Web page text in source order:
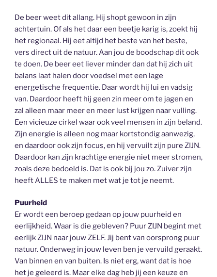
De beer weet dit allang. Hij shopt gewoon in zijn
achtertuin. Of als het daar een beetje karig is, zoekt hij
het regionaal. Hij eet altijd het beste van het beste,
vers direct uit de natuur. Aan jou de boodschap dit ook
te doen. De beer eet liever minder dan dat hij zich uit
balans laat halen door voedsel met een lage
energetische frequentie. Daar wordt hij lui en vadsig
van. Daardoor heeft hij geen zin meer om te jagen en
zal alleen maar meer en meer lust krijgen naar vulling.
Een vicieuze cirkel waar ook veel mensen in zijn beland.
Zijn energie is alleen nog maar kortstondig aanwezig,
en daardoor ook zijn focus, en hij vervuilt zijn pure ZIJN.
Daardoor kan zijn krachtige energie niet meer stromen,
zoals deze bedoeld is. Dat is ook bij jou zo. Zuiver zijn
heeft ALLES te maken met wat je tot je neemt.
Puurheid
Er wordt een beroep gedaan op jouw puurheid en
eerlijkheid. Waar is die gebleven? Puur ZIJN begint met
eerlijk ZIJN naar jouw ZELF. Jij bent van oorsprong puur
natuur. Onderweg in jouw leven ben je vervuild geraakt.
Van binnen en van buiten. Is niet erg, want dat is hoe
het je geleerd is. Maar elke dag heb jij een keuze en